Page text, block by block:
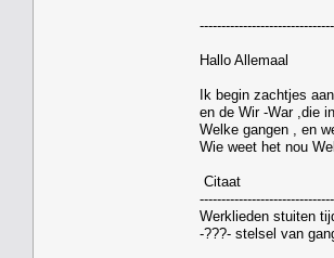
Hallo Allemaal
Ik begin zachtjes
en de Wir -War ,die
Welke gangen , en
Wie weet het nou Wel
Citaat
Werklieden stuiten
-???- stelsel van